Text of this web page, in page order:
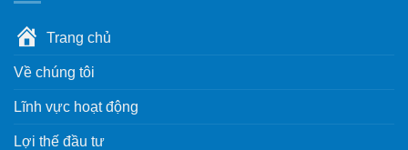
Trang chủ
Về chúng tôi
Lĩnh vực hoạt động
Lợi thế đầu tư